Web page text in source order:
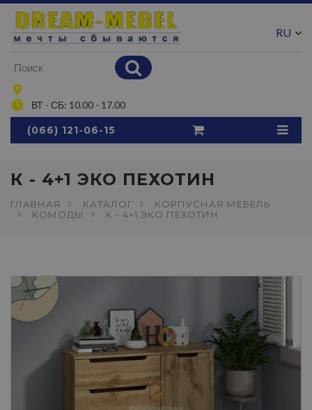
ВТ - СБ: 10.00 - 17.00
RU
(066) 121-06-15
К - 4+1 ЭКО ПЕХОТИН
ГЛАВНАЯ КАТАЛОГ
КОРПУСНАЯ МЕБЕЛЬ
КОМОДЫ
К - 4+1 ЭКО ПЕХОТИН